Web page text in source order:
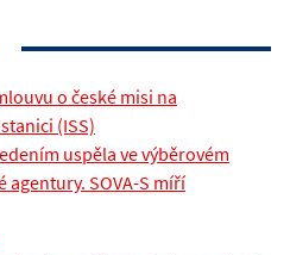
o české misi na
(ISS)
uspěla ve výběrovém
agentury. SOVA-S míří